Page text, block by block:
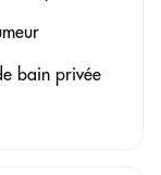
bain privée